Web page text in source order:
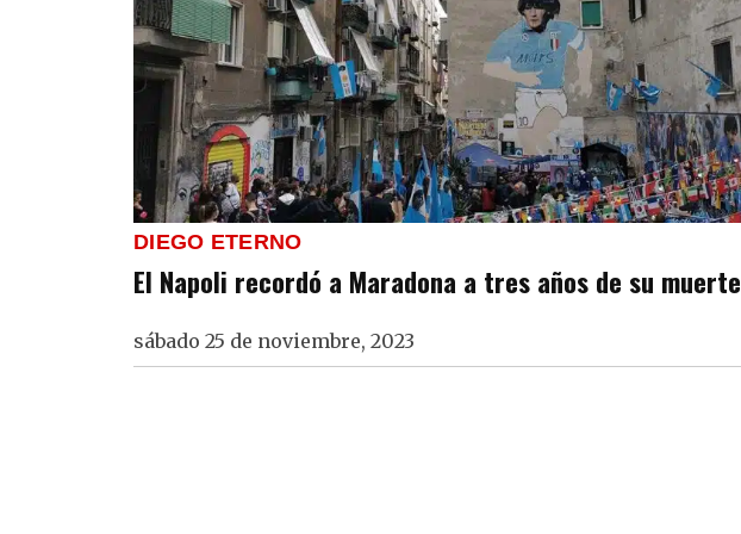
DIEGO ETERNO
El Napoli recordó a Maradona a tres años de su muerte
sábado 25 de noviembre, 2023